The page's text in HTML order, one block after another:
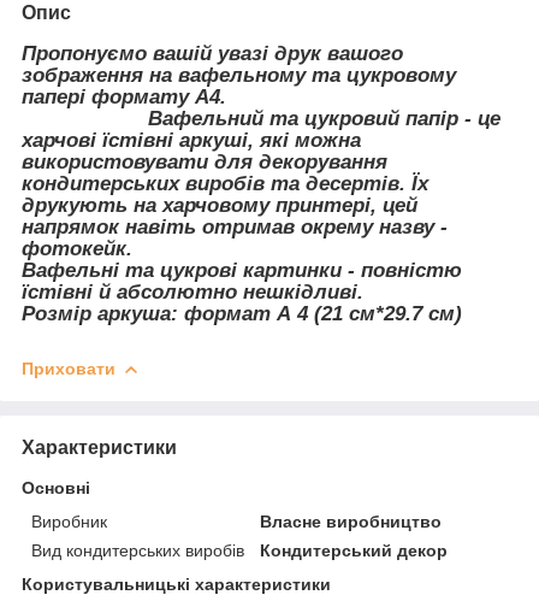
Опис
Пропонуємо вашій увазі друк вашого
зображення на вафельному та цукровому
папері формату А4.
Вафельний та цукровий папір - це
харчові їстівні аркуші, які можна
використовувати для декорування
кондитерських виробів та десертів. Їх
друкують на харчовому принтері, цей
напрямок навіть отримав окрему назву -
фотокейк.
Вафельні та цукрові картинки - повністю
їстівні й абсолютно нешкідливі.
Розмір аркуша: формат А 4 (21 см*29.7 см)
Приховати
Характеристики
Основні
Виробник
Власне виробництво
Вид кондитерських виробів
Кондитерський декор
Користувальницькі характеристики